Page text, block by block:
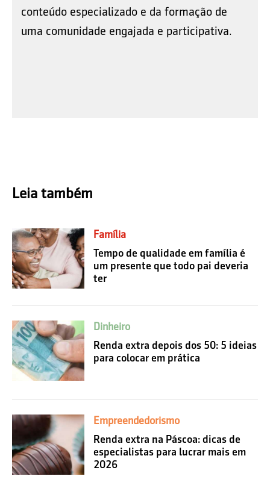
conteúdo especializado e da formação de
uma comunidade engajada e participativa.
Leia também
Família
Tempo de qualidade em família é
um presente que todo pai deveria
ter
Dinheiro
Renda extra depois dos 50: 5 ideias
para colocar em prática
Empreendedorismo
Renda extra na Páscoa: dicas de
especialistas para lucrar mais em
2026